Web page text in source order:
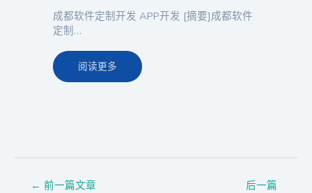
成都软件定制开发 APP开发 [摘要]成都软件
定制…
阅读更多
← 前一篇文章
后一篇